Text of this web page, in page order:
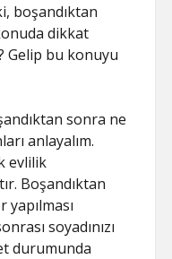
boşandıktan
dikkat
Gelip bu konuyu
sonra ne
anlayalım.
evlilik
Boşandıktan
soyadınızı
durumunda